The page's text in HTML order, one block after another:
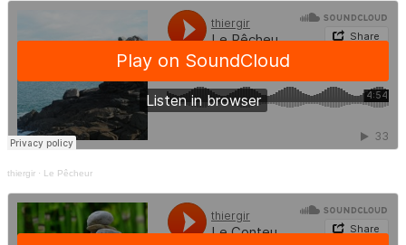
thiergir · Le Pêcheur